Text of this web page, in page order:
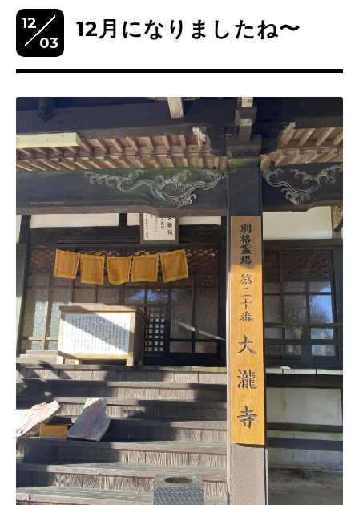
12
03
12月になりましたね〜